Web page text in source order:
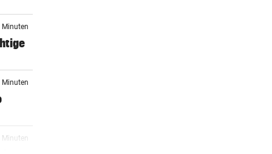
Minuten
Minuten
Minuten